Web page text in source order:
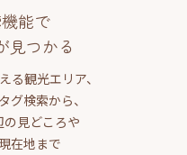
能で
見つかる
る観光エリア、
グ検索から、
見どころや
在地まで